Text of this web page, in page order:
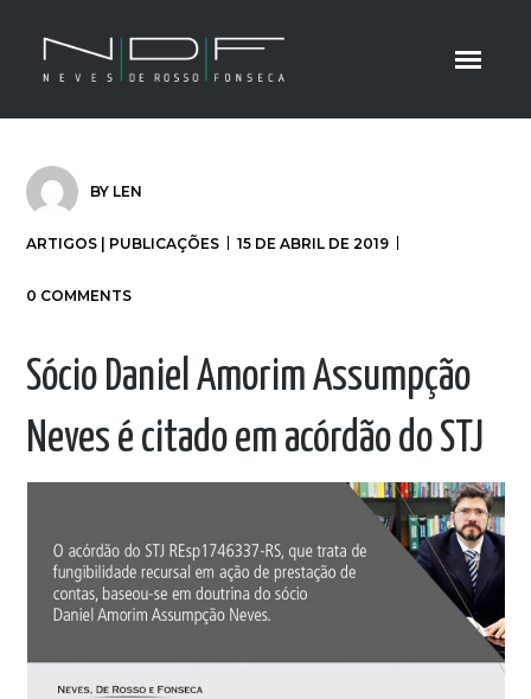
BY LEN
ARTIGOS | PUBLICAÇÕES 15 DE ABRIL DE 2019
0 COMMENTS
Sócio Daniel Amorim Assumpção
Neves é citado em acórdão do STJ